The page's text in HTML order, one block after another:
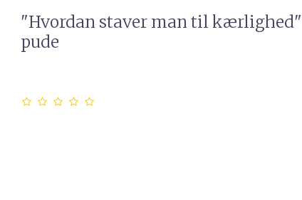
"Hvordan staver man til kærlighed"
pude